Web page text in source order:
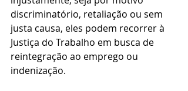
discriminatório, retaliação ou sem
justa causa, eles podem recorrer à
Justiça do Trabalho em busca de
reintegração ao emprego ou
indenização.